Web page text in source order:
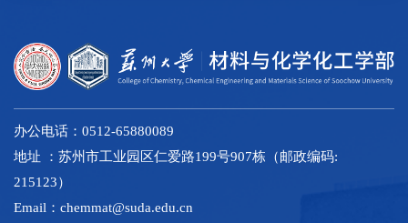
办公电话：0512-65880089
地址 ：苏州市工业园区仁爱路199号907栋（邮政编码:
215123）
Email：chemmat@suda.edu.cn